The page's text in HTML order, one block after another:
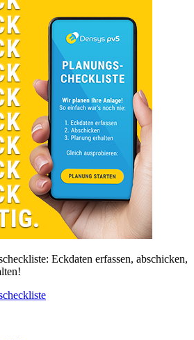
Eckdaten erfassen, abschicken,